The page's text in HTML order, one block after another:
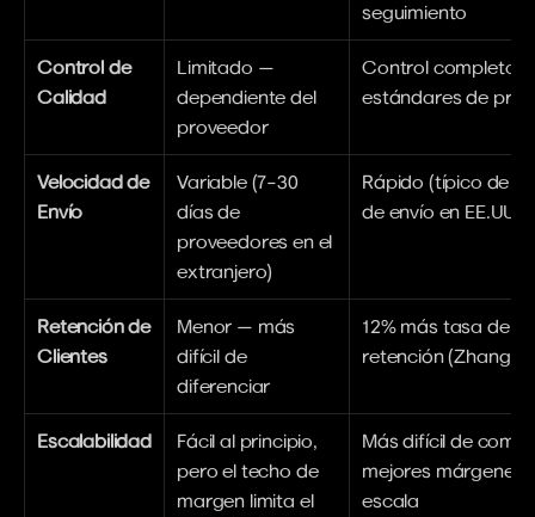
seguimiento
Control de
Calidad
Limitado —
dependiente del
proveedor
Control completo
estándares de
Velocidad de
Envío
Variable (7–30
días de
proveedores en el
extranjero)
Rápido (típico de
de envío en EE.UU.)
Retención de
Clientes
Menor — más
difícil de
diferenciar
12% más tasa de
retención (Zhang et
Escalabilidad
Fácil al principio,
pero el techo de
margen limita el
Más difícil de
mejores márgenes
escala